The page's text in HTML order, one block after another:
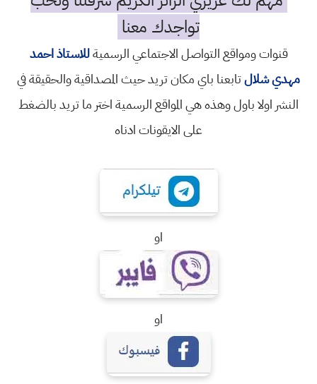
تواجدك معنا
قنوات ومواقع التواصل الاجتماعي الرسميةللاستاذ احمد
مهدي شلالتابعنا باي مكان تريد حيث المصداقية والحقيقة في
النشر اولا باول وهذه هي المواقع الرسمية اختر ما تريد بالضغط
على الايقونات ادناه
او
او